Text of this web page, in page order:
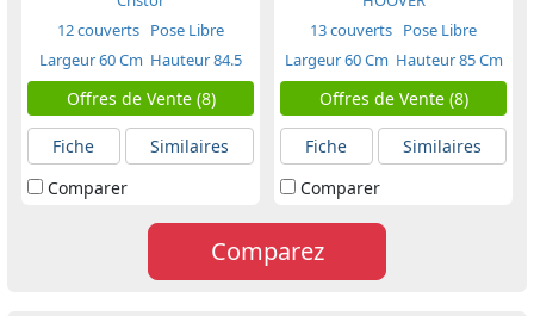
12 couverts Pose Libre
Largeur 60 Cm Hauteur 84.5
Cm
Offres de Vente (8)
Fiche
Similaires
Comparer
13 couverts Pose Libre
Largeur 60 Cm Hauteur 85 Cm
Offres de Vente (8)
Fiche
Similaires
Comparer
Comparez